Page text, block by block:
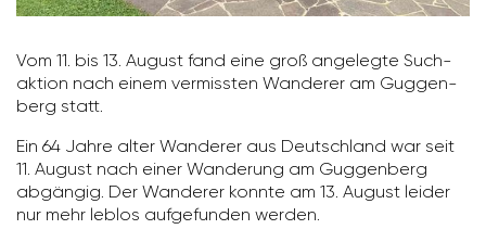
Vom 11. bis 13. August fand eine groß ange­legte Such­
ak­tion nach einem vermissten Wanderer am Guggen­
berg statt.
Ein 64 Jahre alter Wanderer aus Deutsch­land war seit
11. August nach einer Wande­rung am Guggen­berg
abgängig. Der Wanderer konnte am 13. August leider
nur mehr leblos aufge­funden werden.